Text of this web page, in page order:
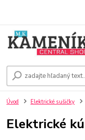
Úvod Elektrické sušičky
Elektrické